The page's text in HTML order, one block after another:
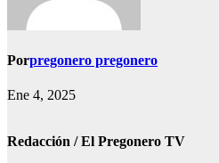
Porpregonero pregonero
Ene 4, 2025
Redacción / El Pregonero TV